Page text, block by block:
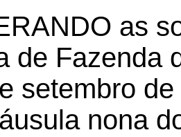
as
de Fazenda
setembro
nona